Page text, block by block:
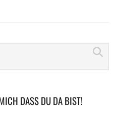
DASS DU DA BIST!